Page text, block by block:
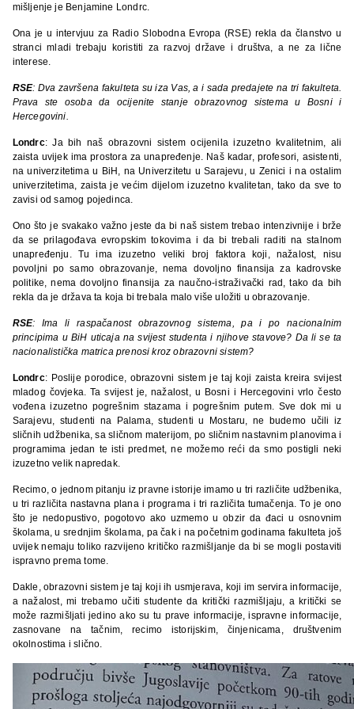
mišljenje je Benjamine Londrc.
Ona je u intervjuu za Radio Slobodna Evropa (RSE) rekla da članstvo u
stranci mladi trebaju koristiti za razvoj države i društva, a ne za lične
interese.
RSE: Dva završena fakulteta su iza Vas, a i sada predajete na tri fakulteta.
Prava ste osoba da ocijenite stanje obrazovnog sistema u Bosni i
Hercegovini.
Londrc: Ja bih naš obrazovni sistem ocijenila izuzetno kvalitetnim, ali
zaista uvijek ima prostora za unapređenje. Naš kadar, profesori, asistenti,
na univerzitetima u BiH, na Univerzitetu u Sarajevu, u Zenici i na ostalim
univerzitetima, zaista je većim dijelom izuzetno kvalitetan, tako da sve to
zavisi od samog pojedinca.
Ono što je svakako važno jeste da bi naš sistem trebao intenzivnije i brže
da se prilagođava evropskim tokovima i da bi trebali raditi na stalnom
unapređenju. Tu ima izuzetno veliki broj faktora koji, nažalost, nisu
povoljni po samo obrazovanje, nema dovoljno finansija za kadrovske
politike, nema dovoljno finansija za naučno-istraživački rad, tako da bih
rekla da je država ta koja bi trebala malo više uložiti u obrazovanje.
RSE: Ima li raspačanost obrazovnog sistema, pa i po nacionalnim
principima u BiH uticaja na svijest studenta i njihove stavove? Da li se ta
nacionalistička matrica prenosi kroz obrazovni sistem?
Londrc: Poslije porodice, obrazovni sistem je taj koji zaista kreira svijest
mladog čovjeka. Ta svijest je, nažalost, u Bosni i Hercegovini vrlo često
vođena izuzetno pogrešnim stazama i pogrešnim putem. Sve dok mi u
Sarajevu, studenti na Palama, studenti u Mostaru, ne budemo učili iz
sličnih udžbenika, sa sličnom materijom, po sličnim nastavnim planovima i
programima jedan te isti predmet, ne možemo reći da smo postigli neki
izuzetno velik napredak.
Recimo, o jednom pitanju iz pravne istorije imamo u tri različite udžbenika,
u tri različita nastavna plana i programa i tri različita tumačenja. To je ono
što je nedopustivo, pogotovo ako uzmemo u obzir da đaci u osnovnim
školama, u srednjim školama, pa čak i na početnim godinama fakulteta još
uvijek nemaju toliko razvijeno kritičko razmišljanje da bi se mogli postaviti
ispravno prema tome.
Dakle, obrazovni sistem je taj koji ih usmjerava, koji im servira informacije,
a nažalost, mi trebamo učiti studente da kritički razmišljaju, a kritički se
može razmišljati jedino ako su tu prave informacije, ispravne informacije,
zasnovane na tačnim, recimo istorijskim, činjenicama, društvenim
okolnostima i slično.